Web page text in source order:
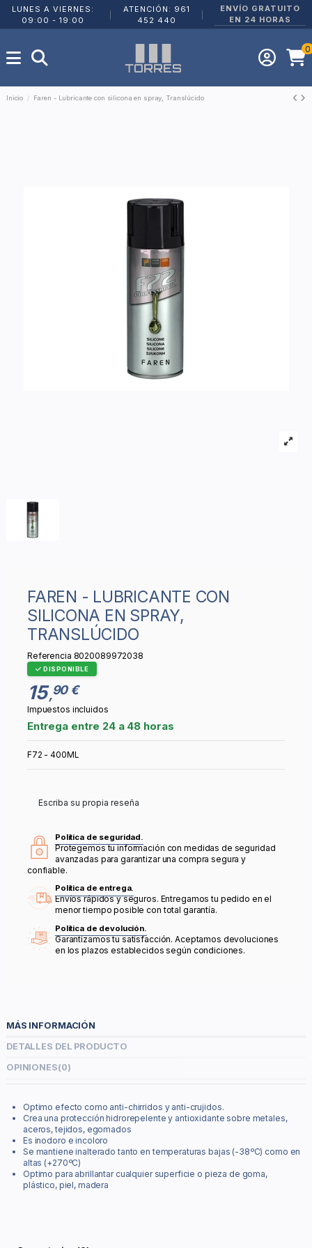
LUNES A VIERNES:
09:00 - 19:00
ATENCIÓN: 961
452 440
ENVÍO GRATUITO
EN 24 HORAS
0
Inicio Faren - Lubricante con silicona en spray, Translúcido
FAREN - LUBRICANTE CON
SILICONA EN SPRAY,
TRANSLÚCIDO
Referencia 8020089972038
DISPONIBLE
15 ,90 €
Impuestos incluidos
Entrega entre 24 a 48 horas
F72 - 400ML
Escriba su propia reseña
Política de seguridad.
Protegemos tu información con medidas de seguridad
avanzadas para garantizar una compra segura y
confiable.
Política de entrega.
Envíos rápidos y seguros. Entregamos tu pedido en el
menor tiempo posible con total garantía.
Política de devolución.
Garantizamos tu satisfacción. Aceptamos devoluciones
en los plazos establecidos según condiciones.
MÁS INFORMACIÓN
DETALLES DEL PRODUCTO
OPINIONES(0)
Optimo efecto como anti-chirridos y anti-crujidos.
Crea una protección hidrorepelente y antioxidante sobre metales,
aceros, tejidos, egomados
Es inodoro e incoloro
Se mantiene inalterado tanto en temperaturas bajas (-38ºC) como en
altas (+270ºC)
Optimo para abrillantar cualquier superficie o pieza de goma,
plástico, piel, madera